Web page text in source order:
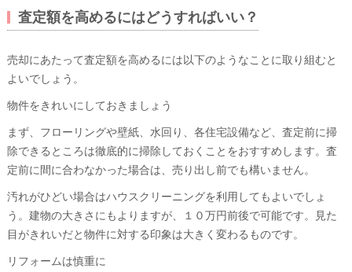
査定額を高めるにはどうすればいい？
売却にあたって査定額を高めるには以下のようなことに取り組むと
よいでしょう。
物件をきれいにしておきましょう
まず、フローリングや壁紙、水回り、各住宅設備など、査定前に掃
除できるところは徹底的に掃除しておくことをおすすめします。査
定前に間に合わなかった場合は、売り出し前でも構いません。
汚れがひどい場合はハウスクリーニングを利用してもよいでしょ
う。建物の大きさにもよりますが、１０万円前後で可能です。見た
目がきれいだと物件に対する印象は大きく変わるものです。
リフォームは慎重に